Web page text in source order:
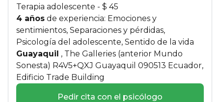
Terapia adolescente - $ 45
4 años de experiencia: Emociones y
sentimientos, Separaciones y pérdidas,
Psicología del adolescente, Sentido de la vida
Guayaquil , The Galleries (anterior Mundo
Sonesta) R4V5+QXJ Guayaquil 090513 Ecuador,
Edificio Trade Building
Pedir cita con el psicólogo